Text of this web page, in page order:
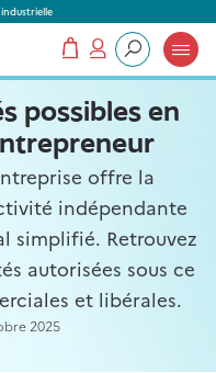
Que recherchez-vous ?
Mon compte
Mon panier
possibles en
offre la
indépendante
simplifié. Retrouvez
autorisées sous ce
et libérales.
2025